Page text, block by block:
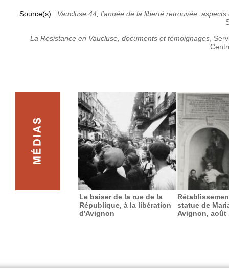
Source(s) : Vaucluse 44, l'année de la liberté retrouvée,
La Résistance en Vaucluse, documents et témoignages ,
Le baiser de la rue de la
République, à la libération
d'Avignon
statue de
Avignon, août